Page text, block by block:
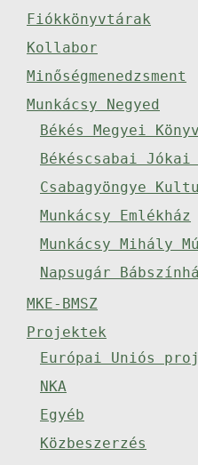
Fiókkönyvtárak
Kollabor
Minőségmenedzsment
Munkácsy Negyed
Békés Megyei
Békéscsabai Jókai
Csabagyöngye
Munkácsy Emlékház
Munkácsy Mihály
Napsugár
MKE-BMSZ
Projektek
Európai Uniós
NKA
Egyéb
Közbeszerzés